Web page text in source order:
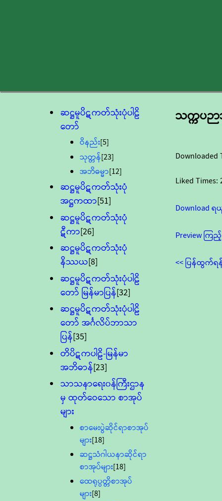
ဆဋ္ဌမူပိဋကတ်သုံးပုံပါဠိ
တော်
ဝိနည်း[5]
သုတ္တန်[23]
အဘိဓမ္မာ[12]
ဆဋ္ဌမူပိဋကတ်သုံးပုံ
အဋ္ဌကထာ[51]
ဆဋ္ဌမူပိဋကတ်သုံးပုံ
ဋီကာ[26]
ဆဋ္ဌမူပိဋကတ်သုံးပုံ
နိဿယ[8]
ဆဋ္ဌမူပိဋကတ်သုံးပုံပါဠိ
တော် မြန်မာပြန်[32]
ဆဋ္ဌမူပိဋကတ်သုံးပုံပါဠိ
တော် အင်္ဂလိပ်ဘာသာ
ပြန်[35]
တိပိဋကပါဠိ-မြန်မာ
အဘိဓာန်[23]
သာသနာရေး၀န်ကြီးဌာန
မှ ထုတ်ဝေသော စာအုပ်
များ
စာမေးပွဲဆိုင်ရာစာအုပ်
များ[18]
ဆဋ္ဌသံဂါယနာဆိုင်ရာ
စာအုပ်များ[18]
ထေရုပ္ပတ္တိစာအုပ်
များ[8]
သက္ကပဉ
Downloaded
Liked Times:
Download
Preview ကြ
<< ပြန်ထွက်ရ